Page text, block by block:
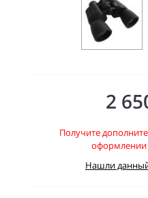
2
Получите
оформлении
Нашли